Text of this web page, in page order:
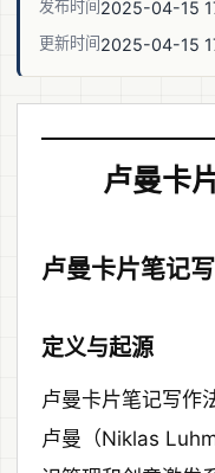
发布时间2025-04-15
更新时间2025-04-15
卢曼卡
卢曼卡片笔记
定义与起源
卢曼卡片笔记写作
卢曼（Niklas